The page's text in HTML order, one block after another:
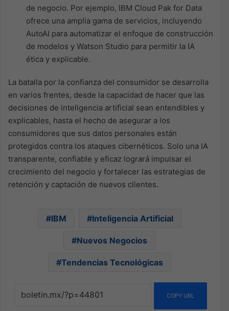
de negocio. Por ejemplo, IBM Cloud Pak for Data
ofrece una amplia gama de servicios, incluyendo
AutoAI para automatizar el enfoque de construcción
de modelos y Watson Studio para permitir la IA
ética y explicable.
La batalla por la confianza del consumidor se desarrolla
en varios frentes, desde la capacidad de hacer que las
decisiones de inteligencia artificial sean entendibles y
explicables, hasta el hecho de asegurar a los
consumidores que sus datos personales están
protegidos contra los ataques cibernéticos. Solo una IA
transparente, confiable y eficaz logrará impulsar el
crecimiento del negocio y fortalecer las estrategias de
retención y captación de nuevos clientes.
IBM Inteligencia Artificial
Nuevos Negocios
Tendencias Tecnológicas
COPY URL